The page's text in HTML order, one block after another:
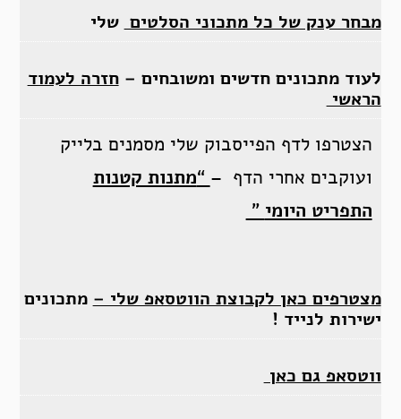
מבחר ענק של כל מתכוני הסלטים שלי
לעוד מתכונים חדשים ומשובחים –חזרה לעמוד
הראשי
הצטרפו לדף הפייסבוק שלי מסמנים בלייק
ועוקבים אחרי הדף – “מתנות קטנות
התפריט היומי ”
מצטרפים כאן לקבוצת הווטסאפ שלי – מתכונים
ישירות לנייד !
ווטסאפ גם כאן